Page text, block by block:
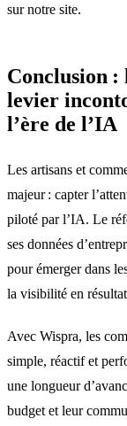
sur notre site.
Conclusion :
levier
l’ère de l’IA
Les artisans et
majeur : capter
piloté par l’IA. Le
ses données
pour émerger dans
la visibilité en
Avec Wispra, les
simple, réactif et
une longueur
budget et leur